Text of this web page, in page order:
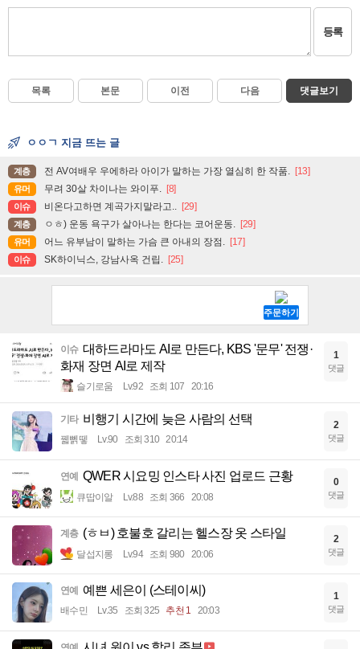
등록
목록 본문 이전 다음 댓글보기
ㅇㅇㄱ 지금 뜨는 글
계층 전 AV여배우 우에하라 아이가 말하는 가장 열심히 한 작품. [13]
유머 무려 30살 차이나는 와이푸. [8]
이슈 비온다고하면 계곡가지말라고.. [29]
계층 ㅇㅎ) 운동 욕구가 살아나는 한다는 코어운동. [29]
유머 어느 유부남이 말하는 가슴 큰 아내의 장점. [17]
이슈 SK하이닉스, 강남사옥 건립. [25]
이슈 대하드라마도 AI로 만든다, KBS '문무' 전쟁·
화재 장면 AI로 제작
슬기로움 Lv.92 조회 107 20:16
1
댓글
기타 비행기 시간에 늦은 사람의 선택
꿻뻵뗗 Lv.90 조회 310 20:14
2
댓글
연예 QWER 시요밍 인스타 사진 업로드 근황
큐땁이알 Lv.88 조회 366 20:08
0
댓글
계층 (ㅎㅂ) 호불호 갈리는 헬스장 옷 스타일
달섭지롱 Lv.94 조회 980 20:06
2
댓글
연예 예쁜 세은이 (스테이씨)
배수민 Lv.35 조회 325 추천 1 20:03
1
댓글